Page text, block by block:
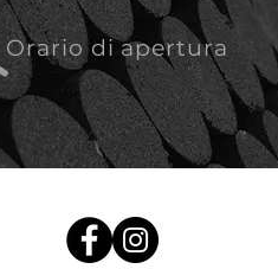
Orario di apertura